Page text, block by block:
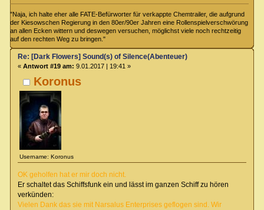
"Naja, ich halte eher alle FATE-Befürworter für verkappte Chemtrailer, die aufgrund
der Kiesowschen Regierung in den 80er/90er Jahren eine Rollenspielverschwörung
an allen Ecken wittern und deswegen versuchen, möglichst viele noch rechtzeitig
auf den rechten Weg zu bringen."
Koronus
Username: Koronus
Re: [Dark Flowers] Sound(s) of Silence(Abenteuer)
« Antwort #19 am: 9.01.2017 | 19:41 »
OK geholfen hat er mir doch nicht.
Er schaltet das Schiffsfunk ein und lässt im ganzen Schiff zu hören
verkünden:
Vielen Dank das sie mit Narsalus Enterprises geflogen sind. Wir